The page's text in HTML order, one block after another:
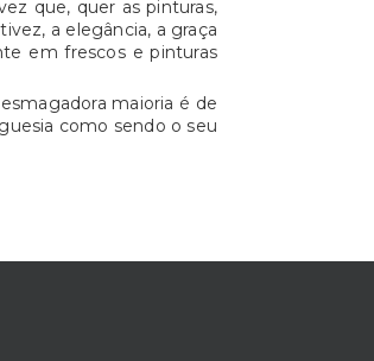
que, quer as pinturas,
a elegância, a graça
em frescos e pinturas
maioria é de
como sendo o seu